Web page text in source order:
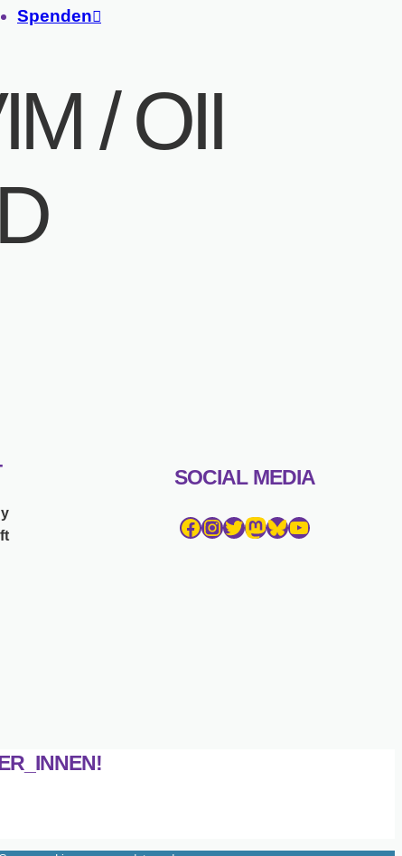
Spenden
/ OII
SOCIAL MEDIA
Facebook InstagramTwitter Mastodon Bluesky YouTube